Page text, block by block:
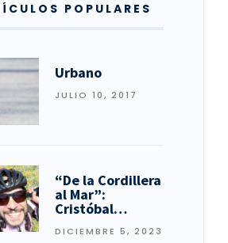
POPULARES
Urbano
JULIO 10, 2017
“De la Cordillera
al Mar”:
Cristóbal…
DICIEMBRE 5, 2023